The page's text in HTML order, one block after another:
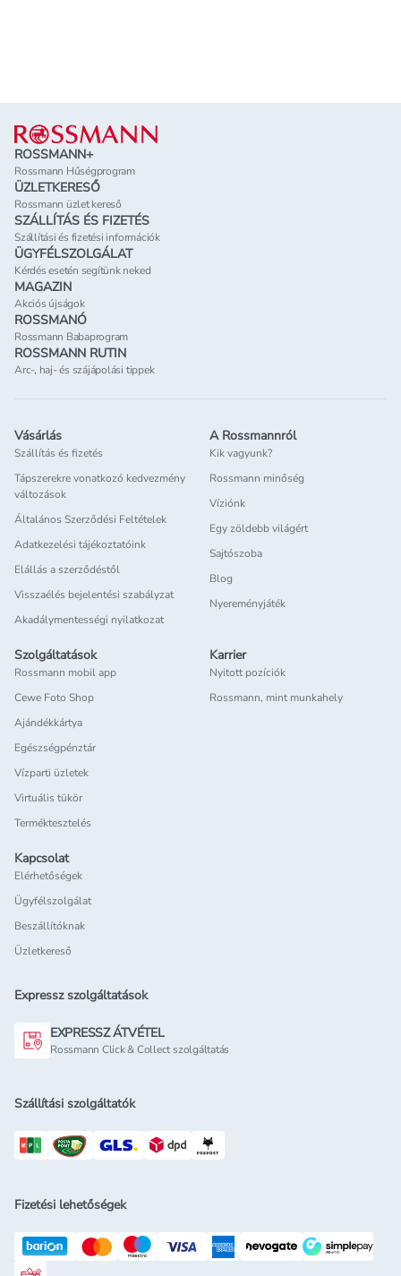
Lábléc
ROSSMANN+
Rossmann Hűségprogram
ÜZLETKERESŐ
Rossmann üzlet kereső
SZÁLLÍTÁS ÉS FIZETÉS
Szállítási és fizetési információk
ÜGYFÉLSZOLGÁLAT
Kérdés esetén segítünk neked
MAGAZIN
Akciós újságok
ROSSMANÓ
Rossmann Babaprogram
ROSSMANN RUTIN
Arc-, haj- és szájápolási tippek
Vásárlás
Szállítás és fizetés
Tápszerekre vonatkozó kedvezmény
változások
Általános Szerződési Feltételek
Adatkezelési tájékoztatóink
Elállás a szerződéstől
Visszaélés bejelentési szabályzat
Akadálymentességi nyilatkozat
A Rossmannról
Kik vagyunk?
Rossmann minőség
Víziónk
Egy zöldebb világért
Sajtószoba
Blog
Nyereményjáték
Szolgáltatások
Rossmann mobil app
Cewe Foto Shop
Ajándékkártya
Egészségpénztár
Vízparti üzletek
Virtuális tükör
Terméktesztelés
Karrier
Nyitott pozíciók
Rossmann, mint munkahely
Kapcsolat
Elérhetőségek
Ügyfélszolgálat
Beszállítóknak
Üzletkereső
Expressz szolgáltatások
EXPRESSZ ÁTVÉTEL
Rossmann Click & Collect szolgáltatás
Szállítási szolgáltatók
Fizetési lehetőségek